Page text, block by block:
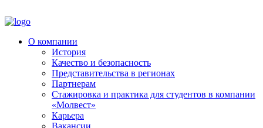
О компании
История
Качество и безопасность
Представительства в регионах
Партнерам
Стажировка и практика для студентов в компании
«Молвест»
Карьера
Вакансии